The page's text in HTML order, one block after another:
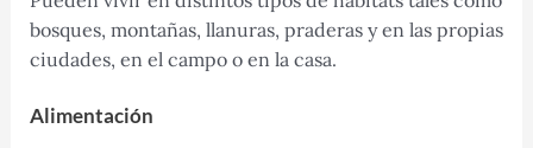
bosques, montañas, llanuras, praderas y en las propias
ciudades, en el campo o en la casa.
Alimentación